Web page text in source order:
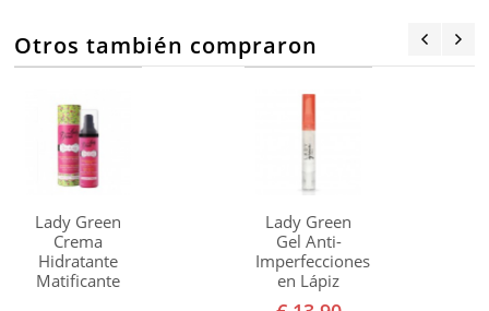
Otros también compraron
Lady Green
Crema
Hidratante
Matificante
Lady Green
Gel Anti-
Imperfecciones
en Lápiz